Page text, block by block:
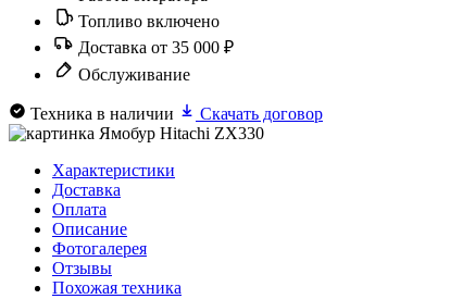
Топливо включено
Доставка от 35 000 ₽
Обслуживание
Техника в наличии Скачать договор
Характеристики
Доставка
Оплата
Описание
Фотогалерея
Отзывы
Похожая техника